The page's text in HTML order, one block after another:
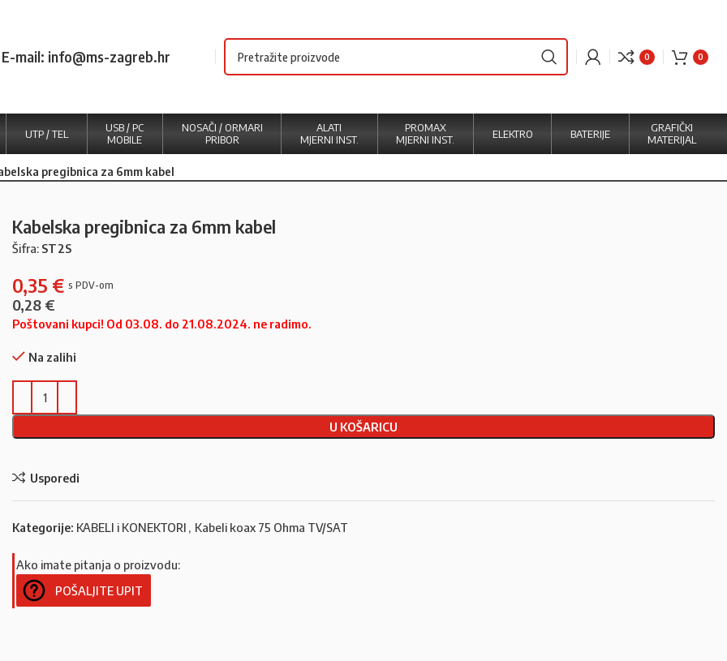
E-mail: info@ms-zagreb.hr 0 0
UTP / TEL
USB / PC
MOBILE
NOSAČI / ORMARI
PRIBOR
ALATI
MJERNI INST.
PROMAX
MJERNI INST.
ELEKTRO BATERIJE
GRAFIČKI
MATERIJAL
pregibnica za 6mm kabel
Kabelska pregibnica za 6mm kabel
Šifra: ST2S
0,35 €
0,28 €
Poštovani kupci! Od 03.08. do 21.08.2024. ne radimo.
Na zalihi
U KOŠARICU
Usporedi
Kategorije: KABELI i KONEKTORI , Kabeli koax 75 Ohma TV/SAT
Ako imate pitanja o proizvodu:
POŠALJITE UPIT